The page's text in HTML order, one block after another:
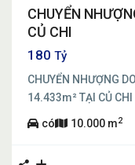
CHUYỂN
CỦ CHI
180 Tỷ
CHUYỂN NHƯỢNG
14.433m² TẠI CỦ
có 10.000 m2